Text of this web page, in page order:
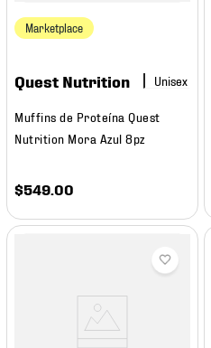
Marketplace
Quest Nutrition
Muffins de Proteína Quest
Nutrition Mora Azul 8pz
$549 .00